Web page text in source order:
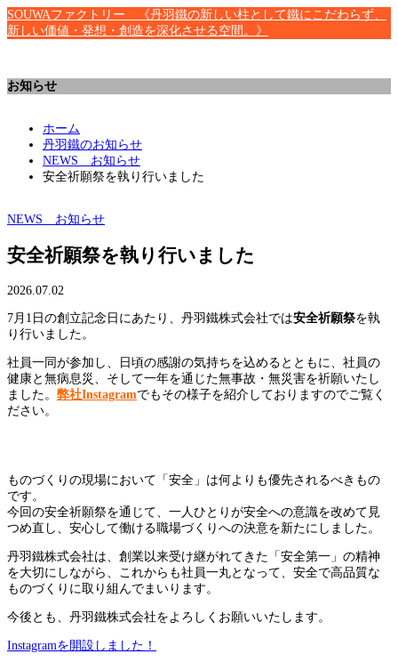
SOUWAファクトリー 《丹羽鐵の新しい柱として鐵にこだわらず、
新しい価値・発想・創造を深化させる空間。》
お知らせ
ホーム
丹羽鐵のお知らせ
NEWS お知らせ
安全祈願祭を執り行いました
NEWS お知らせ
安全祈願祭を執り行いました
2026.07.02
7月1日の創立記念日にあたり、丹羽鐵株式会社では安全祈願祭を執
り行いました。
社員一同が参加し、日頃の感謝の気持ちを込めるとともに、社員の
健康と無病息災、そして一年を通じた無事故・無災害を祈願いたし
ました。 弊社Instagramでもその様子を紹介しておりますのでご覧く
ださい。
ものづくりの現場において「安全」は何よりも優先されるべきもの
です。
今回の安全祈願祭を通じて、一人ひとりが安全への意識を改めて見
つめ直し、安心して働ける職場づくりへの決意を新たにしました。
丹羽鐵株式会社は、創業以来受け継がれてきた「安全第一」の精神
を大切にしながら、これからも社員一丸となって、安全で高品質な
ものづくりに取り組んでまいります。
今後とも、丹羽鐵株式会社をよろしくお願いいたします。
Instagramを開設しました！